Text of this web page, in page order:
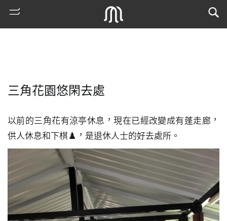
門
搜
古
三角花園悠閑去處
以前的三角花有涼亭休息，現在已經改變成有蓬走廊，
供人休息和下棋♟️，是退休人士的好去處所。